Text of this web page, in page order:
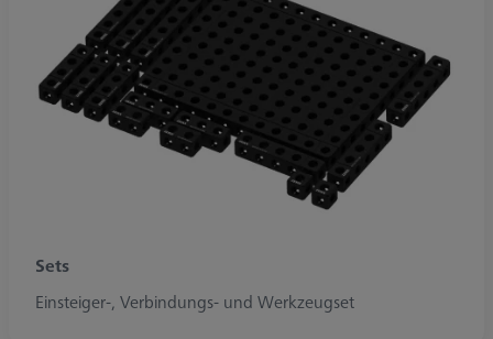
Sets
Einsteiger-, Verbindungs- und Werkzeugset